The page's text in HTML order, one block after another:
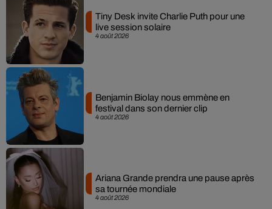
4 août 2026
Tiny Desk invite Charlie Puth pour une
live session solaire
4 août 2026
Benjamin Biolay nous emmène en
festival dans son dernier clip
4 août 2026
Ariana Grande prendra une pause après
sa tournée mondiale